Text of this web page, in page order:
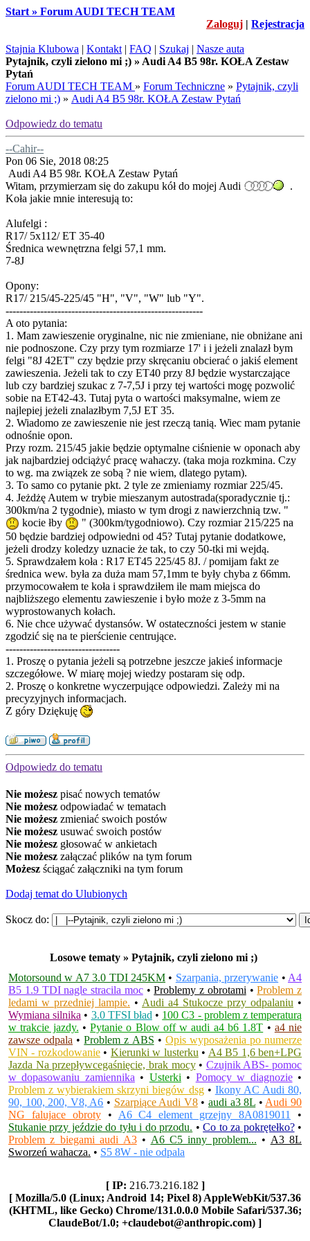
Start » Forum AUDI TECH TEAM
Zaloguj | Rejestracja
Stajnia Klubowa | Kontakt | FAQ | Szukaj | Nasze auta
Pytajnik, czyli zielono mi ;) » Audi A4 B5 98r. KOŁA Zestaw
Pytań
Forum AUDI TECH TEAM » Forum Techniczne » Pytajnik, czyli
zielono mi ;) » Audi A4 B5 98r. KOŁA Zestaw Pytań
Odpowiedz do tematu
--Cahir--
Pon 06 Sie, 2018 08:25
Audi A4 B5 98r. KOŁA Zestaw Pytań
Witam, przymierzam się do zakupu kół do mojej Audi
.
Koła jakie mnie interesują to:
Alufelgi :
R17/ 5x112/ ET 35-40
Średnica wewnętrzna felgi 57,1 mm.
7-8J
Opony:
R17/ 215/45-225/45 "H", "V", "W" lub "Y".
---------------------------------------------------------
A oto pytania:
1. Mam zawieszenie oryginalne, nic nie zmieniane, nie obniżane ani
nie podnoszone. Czy przy tym rozmiarze 17' i i jeżeli znalazł bym
felgi "8J 42ET" czy będzie przy skręcaniu obcierać o jakiś element
zawieszenia. Jeżeli tak to czy ET40 przy 8J będzie wystarczające
lub czy bardziej szukac z 7-7,5J i przy tej wartości mogę pozwolić
sobie na ET42-43. Tutaj pyta o wartości maksymalne, wiem ze
najlepiej jeżeli znalazłbym 7,5J ET 35.
2. Wiadomo ze zawieszenie nie jest rzeczą tanią. Wiec mam pytanie
odnośnie opon.
Przy rozm. 215/45 jakie będzie optymalne ciśnienie w oponach aby
jak najbardziej odciążyć pracę wahaczy. (taka moja rozkmina. Czy
to wg. ma związek ze sobą ? nie wiem, dlatego pytam).
3. To samo co pytanie pkt. 2 tyle ze zmieniamy rozmiar 225/45.
4. Jeżdżę Autem w trybie mieszanym autostrada(sporadycznie tj.:
300km/na 2 tygodnie), miasto w tym drogi z nawierzchnią tzw. "
kocie łby
" (300km/tygodniowo). Czy rozmiar 215/225 na
50 będzie bardziej odpowiedni od 45? Tutaj pytanie dodatkowe,
jeżeli drodzy koledzy uznacie że tak, to czy 50-tki mi wejdą.
5. Sprawdzałem koła : R17 ET45 225/45 8J. / pomijam fakt ze
średnica wew. była za duża mam 57,1mm te były chyba z 66mm.
przymocowałem te koła i sprawdziłem ile mam miejsca do
najbliższego elementu zawieszenie i było może z 3-5mm na
wyprostowanych kołach.
6. Nie chce używać dystansów. W ostateczności jestem w stanie
zgodzić się na te pierścienie centrujące.
---------------------------------
1. Proszę o pytania jeżeli są potrzebne jeszcze jakieś informacje
szczegółowe. W miarę mojej wiedzy postaram się odp.
2. Proszę o konkretne wyczerpujące odpowiedzi. Zależy mi na
precyzyjnych informacjach.
Z góry Dziękuję
Odpowiedz do tematu
Nie możesz pisać nowych tematów
Nie możesz odpowiadać w tematach
Nie możesz zmieniać swoich postów
Nie możesz usuwać swoich postów
Nie możesz głosować w ankietach
Nie możesz załączać plików na tym forum
Możesz ściągać załączniki na tym forum
Dodaj temat do Ulubionych
Skocz do:
Losowe tematy » Pytajnik, czyli zielono mi ;)
Motorsound w A7 3.0 TDI 245KM • Szarpania, przerywanie • A4
B5 1.9 TDI nagle stracila moc•Problemy z obrotami •Problem z
ledami w przedniej lampie. • Audi a4 Stukocze przy odpalaniu •
Wymiana silnika • 3.0 TFSI bład • 100 C3 - problem z temperaturą
w trakcie jazdy. •Pytanie o Blow off w audi a4 b6 1.8T • a4 nie
zawsze odpala •Problem z ABS • Opis wyposażenia po numerze
VIN - rozkodowanie• Kierunki w lusterku • A4 B5 1,6 ben+LPG
Jazda Na przepływcegaśnięcie, brak mocy• Czujnik ABS- pomoc
w dopasowaniu zamiennika • Usterki • Pomocy w diagnozie•
Problem z wybierakiem skrzyni biegów dsg• Ikony AC Audi 80,
90, 100, 200, V8, A6 • Szarpiące Audi V8•audi a3 8L • Audi 90
NG falujace obroty• A6 C4 element grzejny 8A0819011
•
Stukanie przy jeździe do tyłu i do przodu. •Co to za pokrętełko?•
Problem z biegami audi A3• A6 C5 inny problem... • A3 8L
Sworzeń wahacza. • S5 8W - nie odpala
[ IP: 216.73.216.182 ]
[ Mozilla/5.0 (Linux; Android 14; Pixel 8) AppleWebKit/537.36
(KHTML, like Gecko) Chrome/131.0.0.0 Mobile Safari/537.36;
ClaudeBot/1.0; +claudebot@anthropic.com) ]